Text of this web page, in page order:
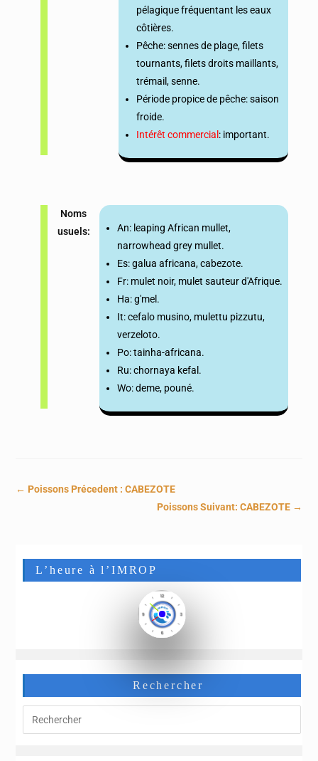
pélagique fréquentant les eaux
côtières.
Pêche: sennes de plage, filets
tournants, filets droits maillants,
trémail, senne.
Période propice de pêche: saison
froide.
Intérêt commercial : important.
Noms
usuels:
An: leaping African mullet,
narrowhead grey mullet.
Es: galua africana, cabezote.
Fr: mulet noir, mulet sauteur d'Afrique.
Ha: g'mel.
It: cefalo musino, mulettu pizzutu,
verzeloto.
Po: tainha-africana.
Ru: chornaya kefal.
Wo: deme, pouné.
← Poissons Précedent :CABEZOTE
Poissons Suivant: CABEZOTE→
L’heure à l’IMROP
Rechercher